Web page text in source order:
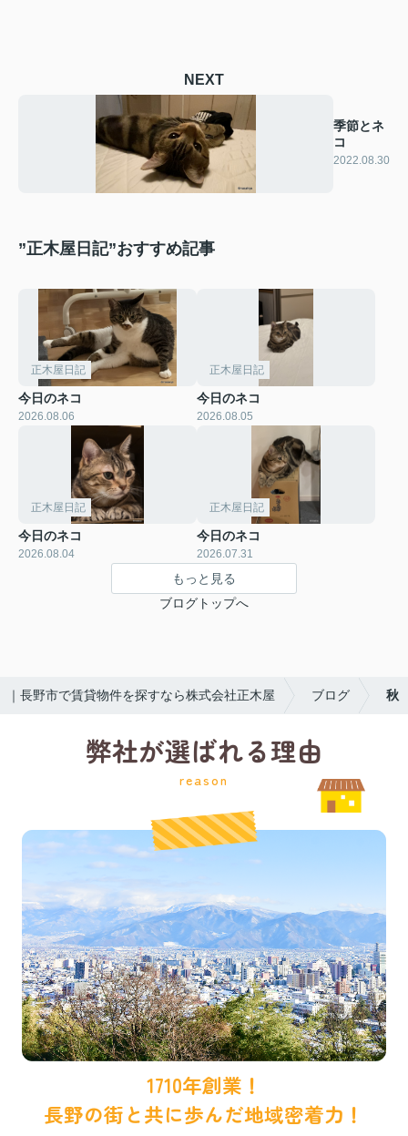
NEXT
季節とネ
コ
2022.08.30
”正木屋日記”おすすめ記事
正木屋日記
今日のネコ
2026.08.06
正木屋日記
今日のネコ
2026.08.05
正木屋日記
今日のネコ
2026.08.04
正木屋日記
今日のネコ
2026.07.31
もっと見る
ブログトップへ
｜長野市で賃貸物件を探すなら株式会社正木屋 ブログ 秋
弊社が選ばれる理由
reason
1710年創業！
長野の街と共に歩んだ地域密着力！